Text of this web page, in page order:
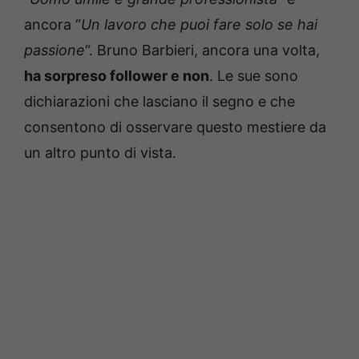
ancora “Un lavoro che puoi fare solo se hai
passione“. Bruno Barbieri, ancora una volta,
ha sorpreso follower e non. Le sue sono
dichiarazioni che lasciano il segno e che
consentono di osservare questo mestiere da
un altro punto di vista.